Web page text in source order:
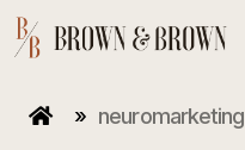
» neuromarketing